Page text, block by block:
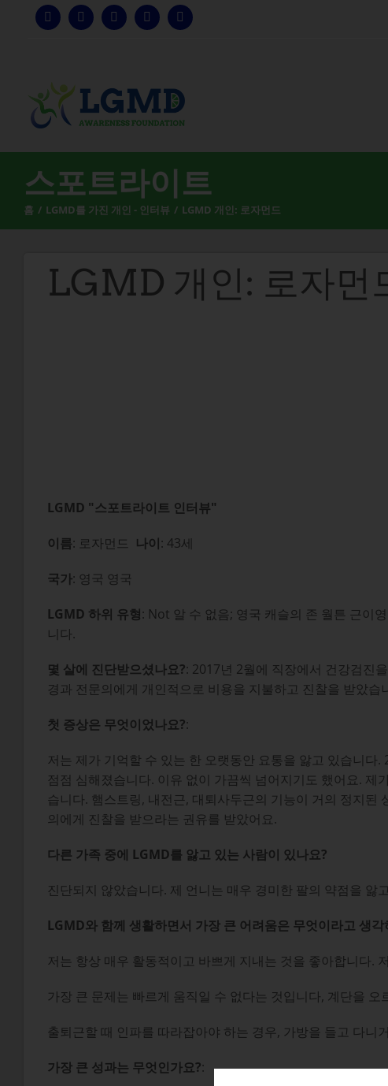
스포트라이트
홈 LGMD를 가진 개인 - 인터뷰 LGMD 개인: 로자먼드
LGMD 개인: 로자먼
LGMD "스포트라이트 인터뷰"
이름: 로자먼드 나이: 43세
국가: 영국 영국
LGMD 하위 유형: Not 알 수 없음; 영국 캐슬의 존 월튼 근이
니다.
몇 살에 진단받으셨나요?: 2017년 2월에 직장에서 건강검진
경과 전문의에게 개인적으로 비용을 지불하고 진찰을 받았습
첫 증상은 무엇이었나요?:
저는 제가 기억할 수 있는 한 오랫동안 요통을 앓고 있습니다
점점 심해졌습니다. 이유 없이 가끔씩 넘어지기도 했어요.
습니다. 햄스트링, 내전근, 대퇴사두근의 기능이 거의 정지
의에게 진찰을 받으라는 권유를 받았어요.
다른 가족 중에 LGMD를 앓고 있는 사람이 있나요?
진단되지 않았습니다. 제 언니는 매우 경미한 팔의 약점을 앓
LGMD와 함께 생활하면서 가장 큰 어려움은 무엇이라고 생
저는 항상 매우 활동적이고 바쁘게 지내는 것을 좋아합니다.
가장 큰 문제는 빠르게 움직일 수 없다는 것입니다, 계단을
출퇴근할 때 인파를 따라잡아야 하는 경우, 가방을 들고 다
가장 큰 성과는 무엇인가요?: